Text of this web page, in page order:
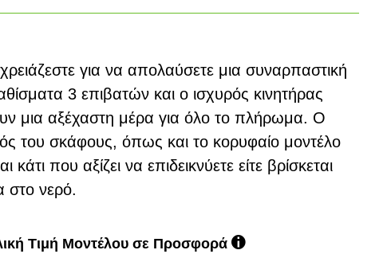
για να απολαύσετε μια συναρπαστική
3 επιβατών και ο ισχυρός κινητήρας
μια αξέχαστη μέρα για όλο το πλήρωμα. Ο
του σκάφους, όπως και το κορυφαίο μοντέλο
που αξίζει να επιδεικνύετε είτε βρίσκεται
στο νερό.
Τιμή Μοντέλου σε Προσφορά